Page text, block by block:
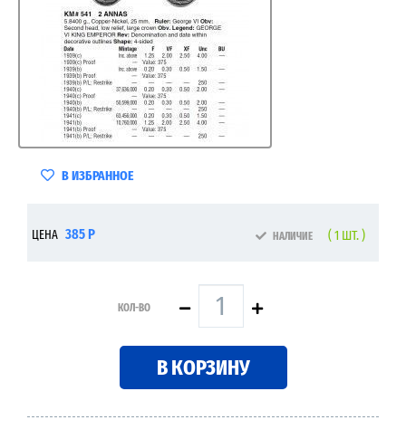
В ИЗБРАННОЕ
ЦЕНА 385 Р НАЛИЧИЕ ( 1 ШТ. )
КОЛ-ВО
В КОРЗИНУ